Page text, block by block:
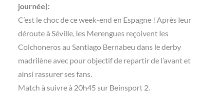
journée):
C’est le choc de ce week-end en Espagne ! Après leur
déroute à Séville, les Merengues reçoivent les
Colchoneros au Santiago Bernabeu dans le derby
madrilène avec pour objectif de repartir de l’avant et
ainsi rassurer ses fans.
Match à suivre à 20h45 sur Beinsport 2.